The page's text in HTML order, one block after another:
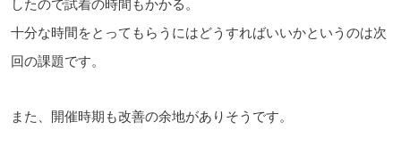
したので試着の時間もかかる。
十分な時間をとってもらうにはどうすればいいかというのは次
回の課題です。
また、開催時期も改善の余地がありそうです。